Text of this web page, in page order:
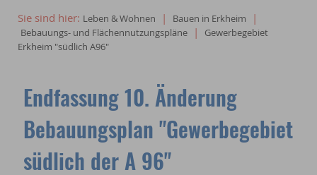
Sie sind hier: Leben & Wohnen | Bauen in Erkheim |
Bebauungs- und Flächennutzungspläne |
Gewerbegebiet
Erkheim "südlich A96"
Endfassung 10. Änderung
Bebauungsplan "Gewerbegebiet
südlich der A 96"